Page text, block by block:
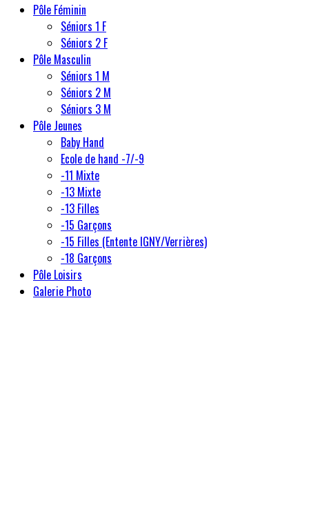
Pôle Féminin
Séniors 1 F
Séniors 2 F
Pôle Masculin
Séniors 1 M
Séniors 2 M
Séniors 3 M
Pôle Jeunes
Baby Hand
Ecole de hand -7/-9
-11 Mixte
-13 Mixte
-13 Filles
-15 Garçons
-15 Filles (Entente IGNY/Verrières)
-18 Garçons
Pôle Loisirs
Galerie Photo